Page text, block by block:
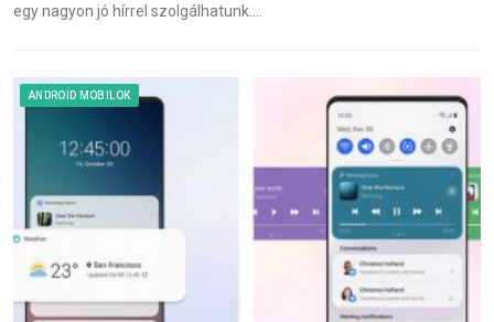
egy nagyon jó hírrel szolgálhatunk.…
ANDROID MOBILOK